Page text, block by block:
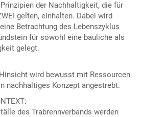
der Nachhaltigkeit, die für
gelten, einhalten. Dabei wird
Betrachtung des Lebenszyklus
für sowohl eine bauliche als
gelegt.
wird bewusst mit Ressourcen
nachhaltiges Konzept angestrebt.
des Trabrennverbands werden